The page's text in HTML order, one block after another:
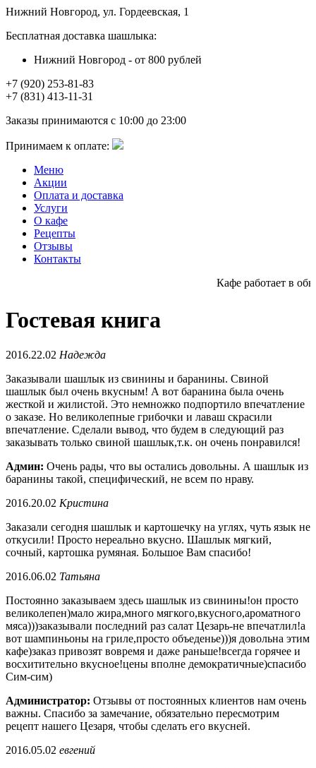
Нижний Новгород, ул. Гордеевская, 1
Бесплатная доставка шашлыка:
Нижний Новгород - от 800 рублей
+7 (920) 253-81-83
+7 (831) 413-11-31
Заказы принимаются с 10:00 до 23:00
Принимаем к оплате:
Меню
Акции
Оплата и доставка
Услуги
О кафе
Рецепты
Отзывы
Контакты
Кафе работает в
Гостевая книга
2016.22.02 Надежда
Заказывали шашлык из свинины и баранины. Свиной
шашлык был очень вкусным! А вот баранина была очень
жесткой и жилистой. Это немножко подпортило впечатление
о заказе. Но великолепные грибочки и лаваш скрасили
впечатление. Сделали вывод, что будем в следующий раз
заказывать только свиной шашлык,т.к. он очень понравился!
Админ: Очень рады, что вы остались довольны. А шашлык из
баранины такой, специфический, не всем по нраву.
2016.20.02 Кристина
Заказали сегодня шашлык и картошечку на углях, чуть язык не
откусили! Просто нереально вкусно. Шашлык мягкий,
сочный, картошка румяная. Большое Вам спасибо!
2016.06.02 Татьяна
Постоянно заказываем здесь шашлык из свинины!он просто
великолепен)мало жира,много мягкого,вкусного,ароматного
мяса)))заказывали последний раз салат Цезарь-не впечатлил!а
вот шампиньоны на гриле,просто объеденье)))я довольна этим
кафе)заказ привозят вовремя и даже раньше!всегда горячее и
восхитительно вкусное!цены вполне демократичные)спасибо
Сим-сим)
Администратор: Отзывы от постоянных клиентов нам очень
важны. Спасибо за замечание, обязательно пересмотрим
рецепт нашего Цезаря, чтобы сделать его вкусней.
2016.05.02 евгений